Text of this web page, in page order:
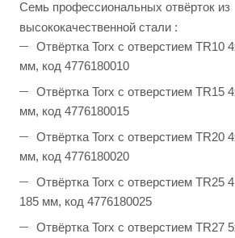
Семь профессиональных отвёрток из
высококачественной стали :
Отвёртка Torx c отверстием TR10
мм, код 4776180010
Отвёртка Torx c отверстием TR15
мм, код 4776180015
Отвёртка Torx c отверстием TR20
мм, код 4776180020
Отвёртка Torx c отверстием TR25
185 мм, код 4776180025
Отвёртка Torx c отверстием TR27